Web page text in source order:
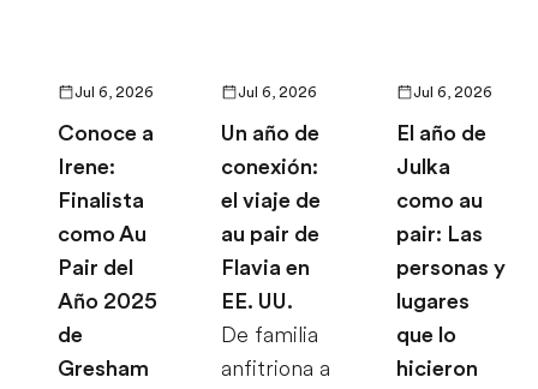
Jul 6, 2026
Conoce a
Irene:
Finalista
como Au
Pair del
Año 2025
de
Gresham
Jul 6, 2026
Un año de
conexión:
el viaje de
au pair de
Flavia en
EE. UU.
De familia
anfitriona a
Jul 6, 2026
El año de
Julka
como au
pair: Las
personas y
lugares
que lo
hicieron